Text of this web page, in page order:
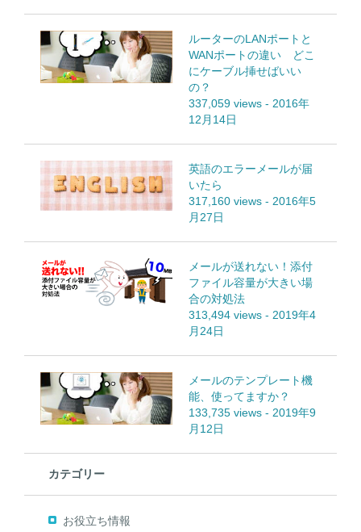
ルーターのLANポートと
WANポートの違い どこ
にケーブル挿せばいい
の？
337,059 views - 2016年
12月14日
英語のエラーメールが届
いたら
317,160 views - 2016年5
月27日
メールが送れない！添付
ファイル容量が大きい場
合の対処法
313,494 views - 2019年4
月24日
メールのテンプレート機
能、使ってますか？
133,735 views - 2019年9
月12日
カテゴリー
お役立ち情報